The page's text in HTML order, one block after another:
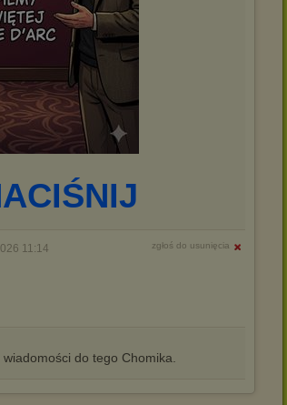
11:14 zgłoś do usunięcia
do tego Chomika.